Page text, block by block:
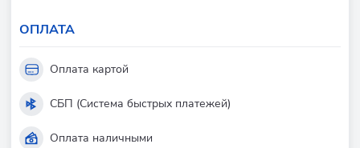
ОПЛАТА
Оплата картой
СБП (Система быстрых платежей)
Оплата наличными